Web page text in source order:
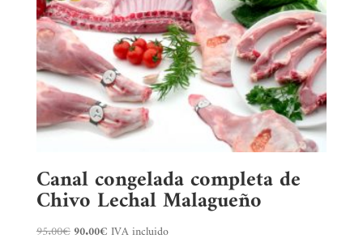
Canal congelada completa de
Chivo Lechal Malagueño
95.00€ El
90.00€ElIVA incluido